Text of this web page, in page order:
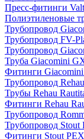
Пресс-фитинги
Полиэтиленовые
Трубопровод
Трубопровод FV-
Трубопровод
Труба Giacomini
Фитинги
Трубопровод
Трубы Rehau
Фитинги Rehau
Трубопровод
Трубопровод Stout
Фитинги Stout PEX